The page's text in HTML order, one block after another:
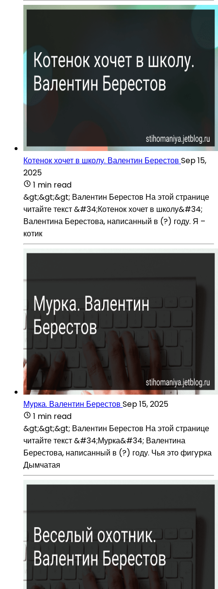
Котенок хочет в школу. Валентин Берестов Sep 15,
2025
1 min read
&gt;&gt;&gt; Валентин Берестов На этой странице
читайте текст &#34;Котенок хочет в школу&#34;
Валентина Берестова, написанный в (?) году. Я –
котик
Мурка. Валентин Берестов Sep 15, 2025
1 min read
&gt;&gt;&gt; Валентин Берестов На этой странице
читайте текст &#34;Мурка&#34; Валентина
Берестова, написанный в (?) году. Чья это фигypка
Дымчатая